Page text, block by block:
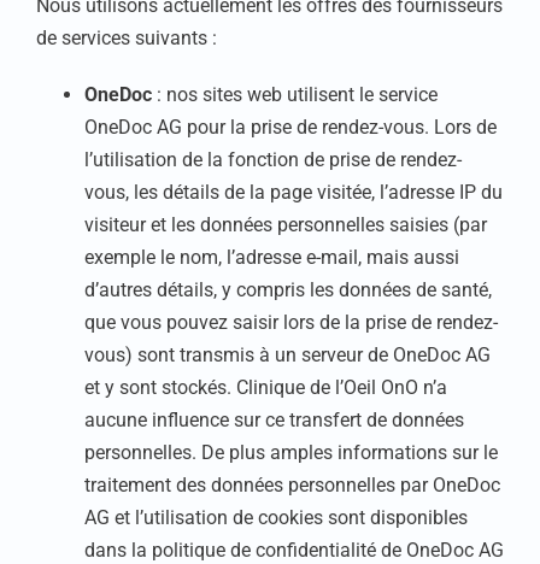
Nous utilisons actuellement les offres des fournisseurs
de services suivants :
OneDoc: nos sites web utilisent le service
OneDoc AG pour la prise de rendez-vous. Lors de
l’utilisation de la fonction de prise de rendez-
vous, les détails de la page visitée, l’adresse IP du
visiteur et les données personnelles saisies (par
exemple le nom, l’adresse e-mail, mais aussi
d’autres détails, y compris les données de santé,
que vous pouvez saisir lors de la prise de rendez-
vous) sont transmis à un serveur de OneDoc AG
et y sont stockés. Clinique de l’Oeil OnO n’a
aucune influence sur ce transfert de données
personnelles. De plus amples informations sur le
traitement des données personnelles par OneDoc
AG et l’utilisation de cookies sont disponibles
dans la politique de confidentialité de OneDoc AG